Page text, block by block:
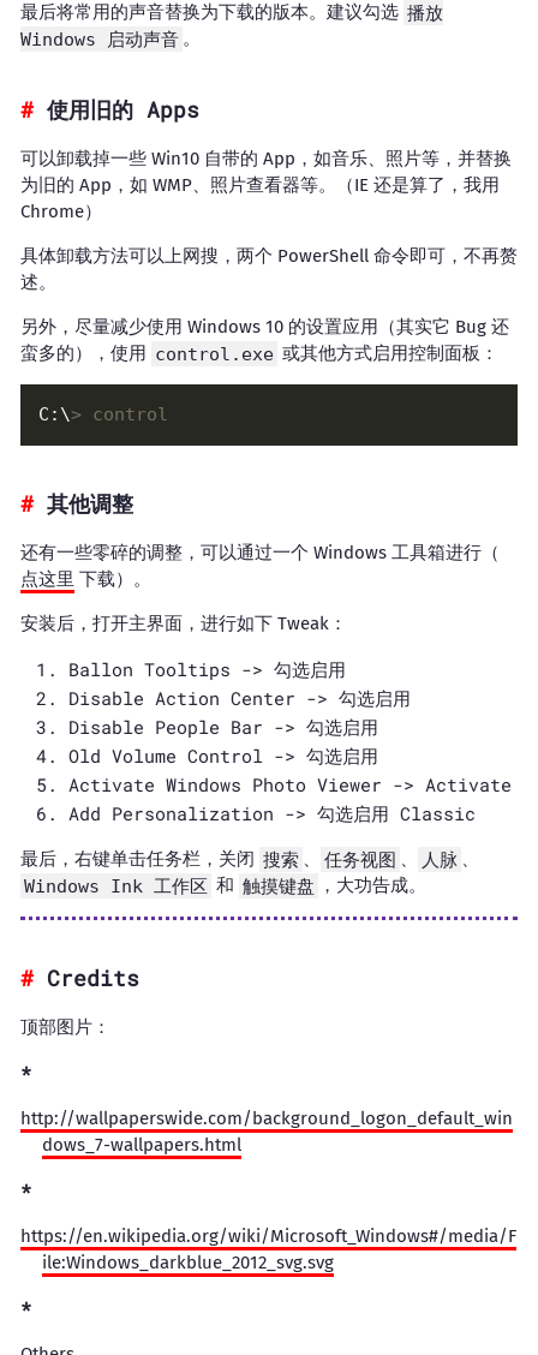
最后将常用的声音替换为下载的版本。建议勾选 播放
Windows 启动声音 。
使用旧的 Apps
可以卸载掉一些 Win10 自带的 App，如音乐、照片等，并替换
为旧的 App，如 WMP、照片查看器等。（IE 还是算了，我用
Chrome）
具体卸载方法可以上网搜，两个 PowerShell 命令即可，不再赘
述。
另外，尽量减少使用 Windows 10 的设置应用（其实它 Bug 还
蛮多的），使用 control.exe 或其他方式启用控制面板：
C:\> control
其他调整
还有一些零碎的调整，可以通过一个 Windows 工具箱进行（
点这里 下载）。
安装后，打开主界面，进行如下 Tweak：
Ballon Tooltips -> 勾选启用
Disable Action Center -> 勾选启用
Disable People Bar -> 勾选启用
Old Volume Control -> 勾选启用
Activate Windows Photo Viewer -> Activate
Add Personalization -> 勾选启用 Classic
最后，右键单击任务栏，关闭 搜索 、 任务视图 、 人脉 、
Windows Ink 工作区 和 触摸键盘 ，大功告成。
Credits
顶部图片：
http://wallpaperswide.com/background_logon_default_win
dows_7-wallpapers.html
https://en.wikipedia.org/wiki/Microsoft_Windows#/media/F
ile:Windows_darkblue_2012_svg.svg